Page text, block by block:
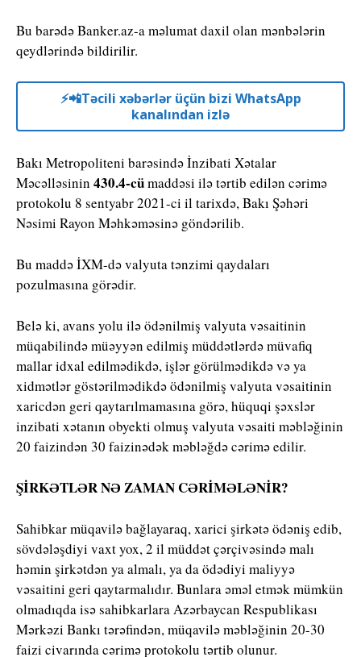
Bu barədə Banker.az-a məlumat daxil olan mənbələrin
qeydlərində bildirilir.
⚡️📲Təcili xəbərlər üçün bizi WhatsApp
kanalından izlə
Bakı Metropoliteni barəsində İnzibati Xətalar
Məcəlləsinin 430.4-cümaddəsi ilə tərtib edilən cərimə
protokolu 8 sentyabr 2021-ci il tarixdə, Bakı Şəhəri
Nəsimi Rayon Məhkəməsinə göndərilib.
Bu maddə İXM-də valyuta tənzimi qaydaları
pozulmasına görədir.
Belə ki, avans yolu ilə ödənilmiş valyuta vəsaitinin
müqabilində müəyyən edilmiş müddətlərdə müvafiq
mallar idxal edilmədikdə, işlər görülmədikdə və ya
xidmətlər göstərilmədikdə ödənilmiş valyuta vəsaitinin
xaricdən geri qaytarılmamasına görə, hüquqi şəxslər
inzibati xətanın obyekti olmuş valyuta vəsaiti məbləğinin
20 faizindən 30 faizinədək məbləğdə cərimə edilir.
ŞİRKƏTLƏR NƏ ZAMAN CƏRİMƏLƏNİR?
Sahibkar müqavilə bağlayaraq, xarici şirkətə ödəniş edib,
sövdələşdiyi vaxt yox, 2 il müddət çərçivəsində malı
həmin şirkətdən ya almalı, ya da ödədiyi maliyyə
vəsaitini geri qaytarmalıdır. Bunlara əməl etmək mümkün
olmadıqda isə sahibkarlara Azərbaycan Respublikası
Mərkəzi Bankı tərəfindən, müqavilə məbləğinin 20-30
faizi civarında cərimə protokolu tərtib olunur.